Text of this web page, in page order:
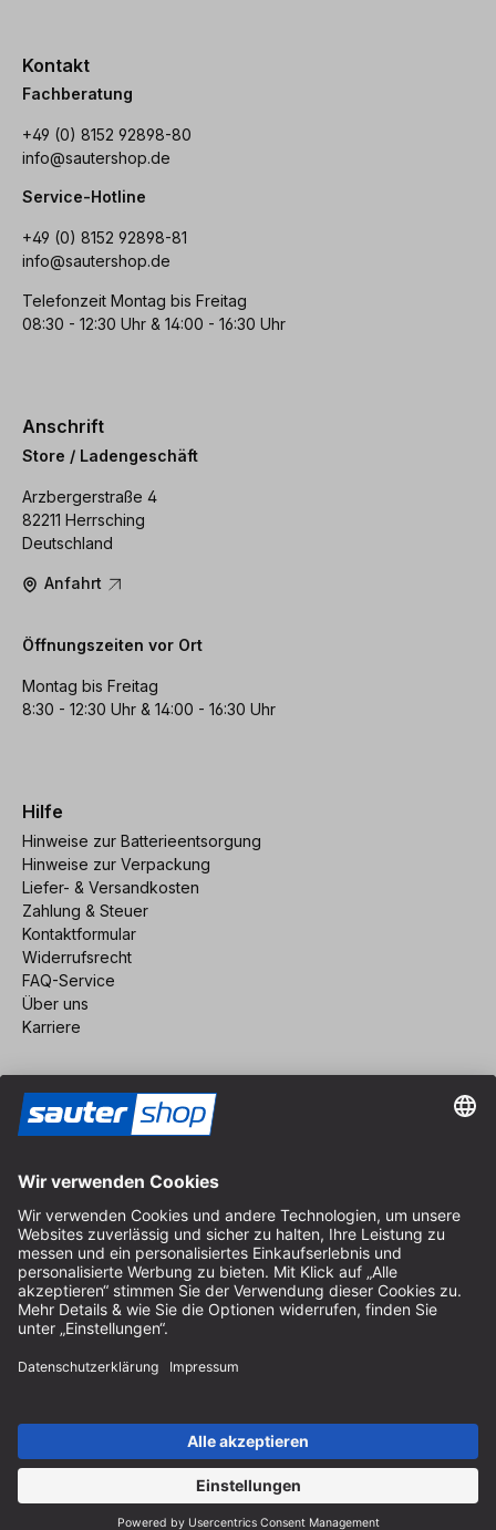
Kontakt
Fachberatung
+49 (0) 8152 92898-80
info@sautershop.de
Service-Hotline
+49 (0) 8152 92898-81
info@sautershop.de
Telefonzeit Montag bis Freitag
08:30 - 12:30 Uhr & 14:00 - 16:30 Uhr
Anschrift
Store / Ladengeschäft
Arzbergerstraße 4
82211 Herrsching
Deutschland
Anfahrt
Öffnungszeiten vor Ort
Montag bis Freitag
8:30 - 12:30 Uhr & 14:00 - 16:30 Uhr
Hilfe
Hinweise zur Batterieentsorgung
Hinweise zur Verpackung
Liefer- & Versandkosten
Zahlung & Steuer
Kontaktformular
Widerrufsrecht
FAQ-Service
Über uns
Karriere
Impressum
AGB
Datenschutz
Cookie-Einstellungen
© 2026 sauter GmbH
* kostenloser Versand ab 150 Euro Bestellwert innerhalb
Deutschlands für die Standard-Paketgrößen - ausgenommen
Sperrgut und Fracht
In Abh. des Lieferlandes kann die MwSt. an der Kasse variieren.